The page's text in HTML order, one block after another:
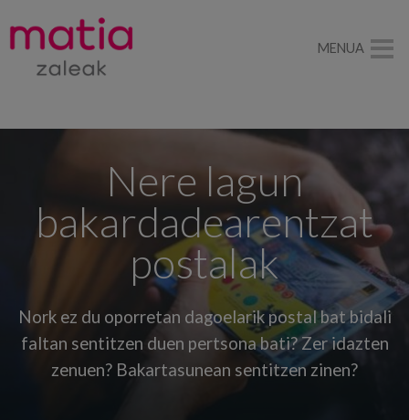
Nere lagun
bakardadearentzat
postalak
Nork ez du oporretan dagoelarik postal bat bidali
faltan sentitzen duen pertsona bati? Zer idazten
zenuen? Bakartasunean sentitzen zinen?
MENUA